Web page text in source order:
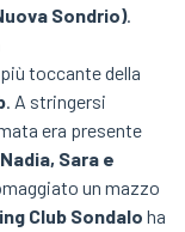
Sondrio).
toccante della
. A stringersi
era presente
Sara e
un mazzo
Club Sondalo ha